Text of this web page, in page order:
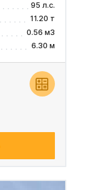
95 л.с.
11.20 т
0.56 м3
6.30 м